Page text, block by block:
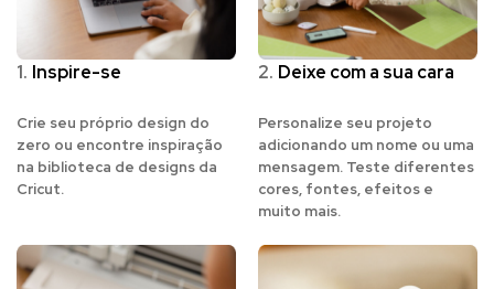
1. Inspire-se
Crie seu próprio design do
zero ou encontre inspiração
na biblioteca de designs da
Cricut.
2. Deixe com a sua cara
Personalize seu projeto
adicionando um nome ou uma
mensagem. Teste diferentes
cores, fontes, efeitos e
muito mais.